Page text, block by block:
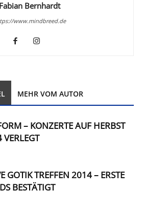
Fabian Bernhardt
www.mindbreed.de
MEHR VOM AUTOR
– KONZERTE AUF HERBST
GOTIK TREFFEN 2014 – ERSTE
BESTÄTIGT